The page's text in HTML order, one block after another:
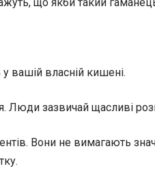
вашій власній кишені.
зазвичай щасливі
Вони не вимагають